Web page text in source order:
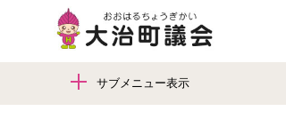
サブメニュー表示